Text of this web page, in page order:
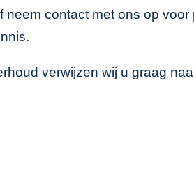
contact met ons op
verwijzen wij u graag